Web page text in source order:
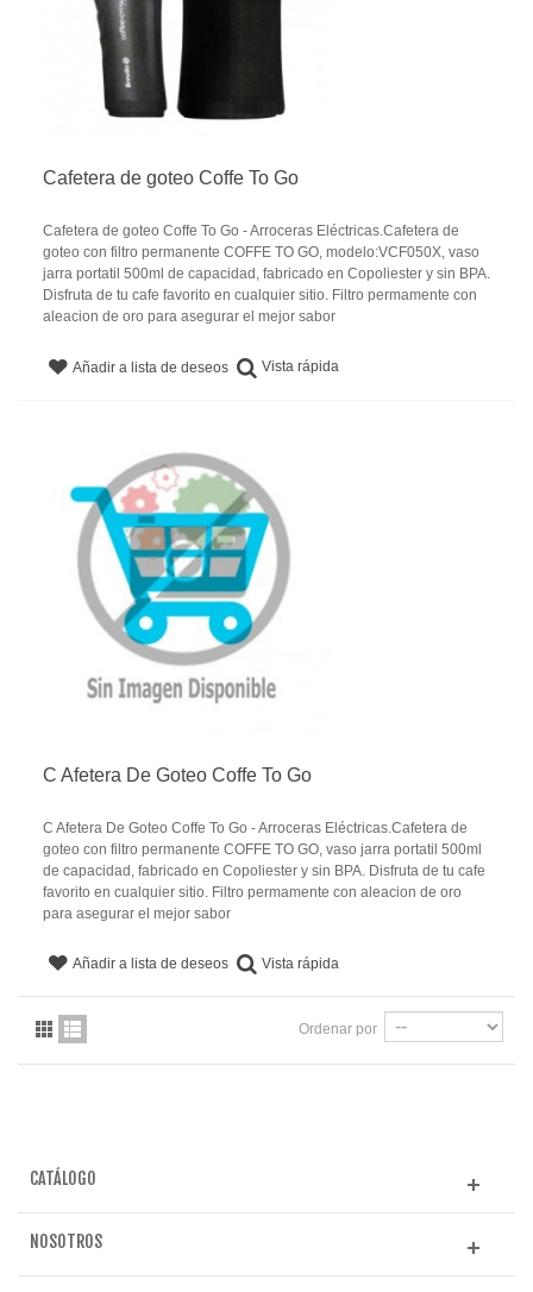
Cafetera de goteo Coffe To Go
Cafetera de goteo Coffe To Go - Arroceras Eléctricas.Cafetera de
goteo con filtro permanente COFFE TO GO, modelo:VCF050X, vaso
jarra portatil 500ml de capacidad, fabricado en Copoliester y sin BPA.
Disfruta de tu cafe favorito en cualquier sitio. Filtro permamente con
aleacion de oro para asegurar el mejor sabor
Añadir a lista de deseos Vista rápida
C Afetera De Goteo Coffe To Go
C Afetera De Goteo Coffe To Go - Arroceras Eléctricas.Cafetera de
goteo con filtro permanente COFFE TO GO, vaso jarra portatil 500ml
de capacidad, fabricado en Copoliester y sin BPA. Disfruta de tu cafe
favorito en cualquier sitio. Filtro permamente con aleacion de oro
para asegurar el mejor sabor
Añadir a lista de deseos Vista rápida
Ordenar por
CATÁLOGO
NOSOTROS